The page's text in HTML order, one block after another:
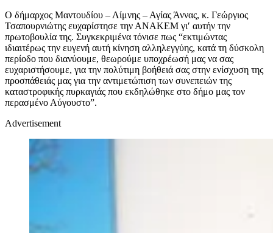
Ο δήμαρχος Μαντουδίου – Λίμνης – Αγίας Άννας, κ. Γεώργιος
Τσαπουρνιώτης ευχαρίστησε την ΑΝΑΚΕΜ γι′ αυτήν την
πρωτοβουλία της. Συγκεκριμένα τόνισε πως “εκτιμώντας
ιδιαιτέρως την ευγενή αυτή κίνηση αλληλεγγύης, κατά τη δύσκολη
περίοδο που διανύουμε, θεωρούμε υποχρέωσή μας να σας
ευχαριστήσουμε, για την πολύτιμη βοήθειά σας στην ενίσχυση της
προσπάθειάς μας για την αντιμετώπιση των συνεπειών της
καταστροφικής πυρκαγιάς που εκδηλώθηκε στο δήμο μας τον
περασμένο Αύγουστο”.
Advertisement